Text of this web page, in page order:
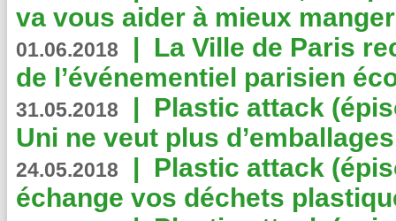
va vous aider à mieux
01.06.2018 | La Ville de Paris
de l’événementiel parisien
31.05.2018 | Plastic attack
Uni ne veut plus
24.05.2018 | Plastic attack
échange vos déchets